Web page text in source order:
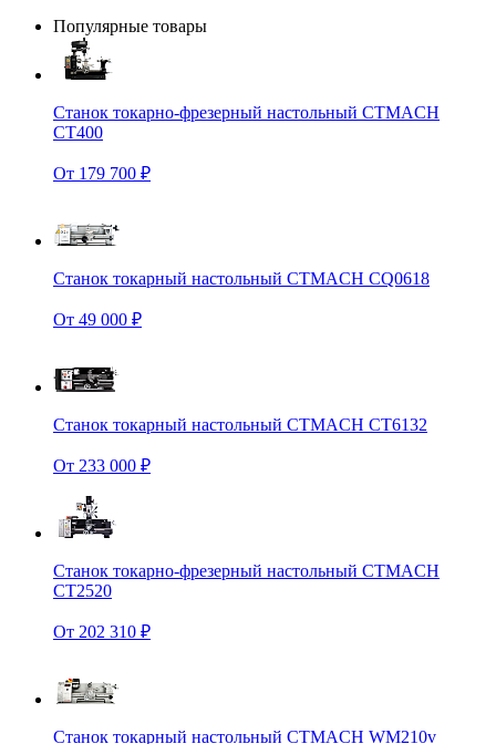
Популярные товары
Станок токарно-фрезерный настольный CTMACH
CT400
От 179 700 ₽
Станок токарный настольный CTMACH CQ0618
От 49 000 ₽
Станок токарный настольный CTMACH CT6132
От 233 000 ₽
Станок токарно-фрезерный настольный CTMACH
CT2520
От 202 310 ₽
Станок токарный настольный CTMACH WM210v